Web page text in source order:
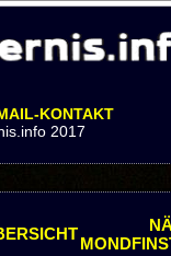
KONTAKT
2017